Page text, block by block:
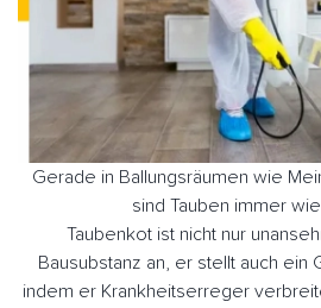
Gerade in Ballungsräumen wie
sind Tauben immer
Taubenkot ist nicht nur
Bausubstanz an, er stellt auch ein
indem er Krankheitserreger